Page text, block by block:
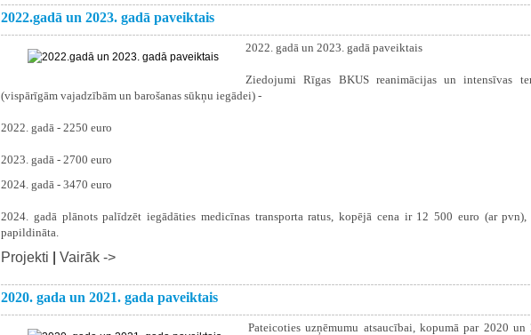
2022.gadā un 2023. gadā paveiktais
2022. gadā un 2023. gadā paveiktais
Ziedojumi Rīgas BKUS reanimācijas un intensīvas
(vispārīgām vajadzībām un barošanas sūkņu iegādei) -
2022. gadā - 2250 euro
2023. gadā - 2700 euro
2024. gadā - 3470 euro
2024. gadā plānots palīdzēt iegādāties medicīnas transporta ratus, kopējā cena ir 12 500 euro (ar
papildināta.
Projekti Vairāk ->
2020. gada un 2021. gada paveiktais
Pateicoties uzņēmumu atsaucībai, kopumā par 2020